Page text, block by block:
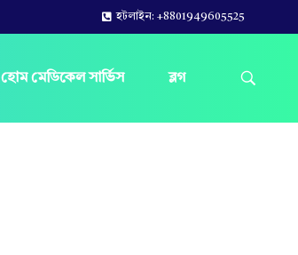
হটলাইন: +8801949605525
হোম মেডিকেল সার্ভিস ব্লগ